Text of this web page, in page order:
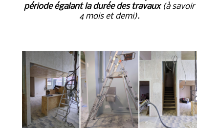
période égalant la durée des travaux (à savoir
4 mois et demi).